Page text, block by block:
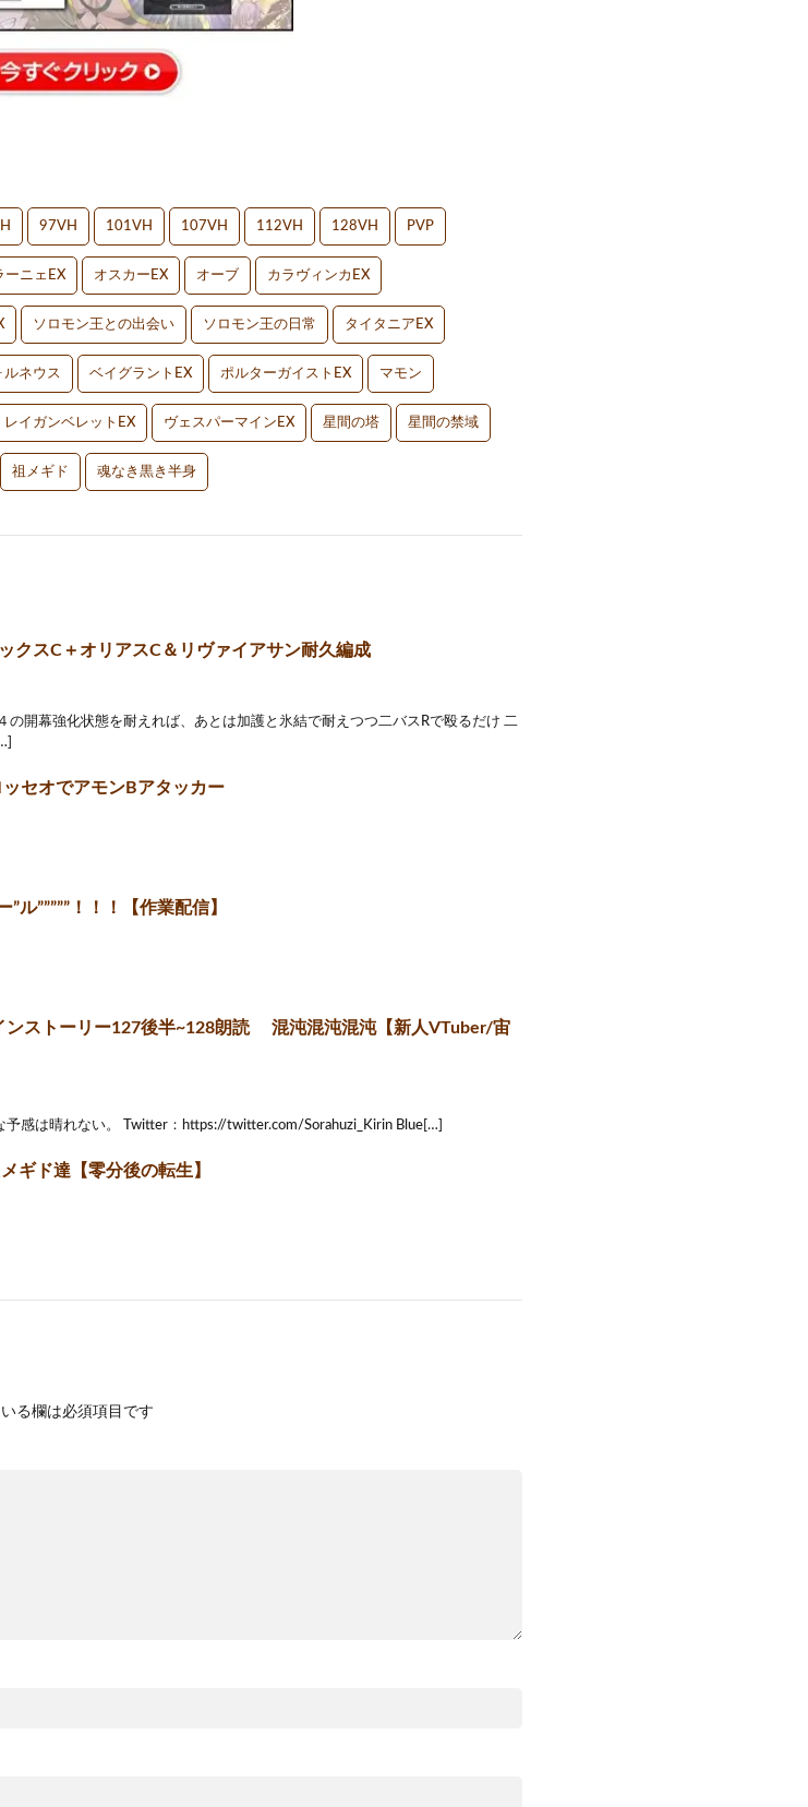
97VH 101VH 107VH 112VH 128VH PVP
ーニェEX オスカーEX オーブ カラヴィンカEX
ソロモン王との出会い ソロモン王の日常 タイタニアEX
ルネウス ベイグラントEX ポルターガイストEX マモン
レイガンベレットEX ヴェスパーマインEX 星間の塔 星間の禁域
祖メギド 魂なき黒き半身
クスC＋オリアスC＆リヴァイアサン耐久編成
の開幕強化状態を耐えれば、あとは加護と氷結で耐えつつ二バスRで殴るだけ 二
ッセオでアモンBアタッカー
ル”””””！！！【作業配信】
ンストーリー127後半~128朗読 混沌混沌混沌【新人VTuber/宙
感は晴れない。 Twitter：https://twitter.com/Sorahuzi_Kirin Blue[…]
ギド達‪【零分後の転生】‬
る欄は必須項目です